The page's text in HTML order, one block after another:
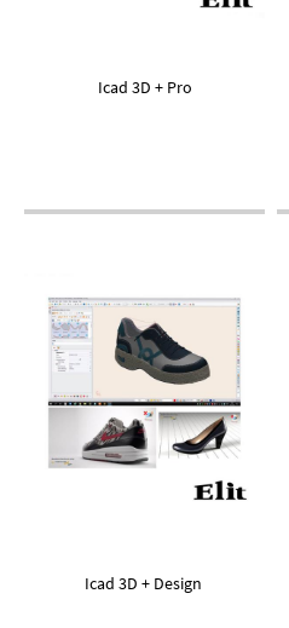
Icad 3D + Pro
Icad 3D + Design